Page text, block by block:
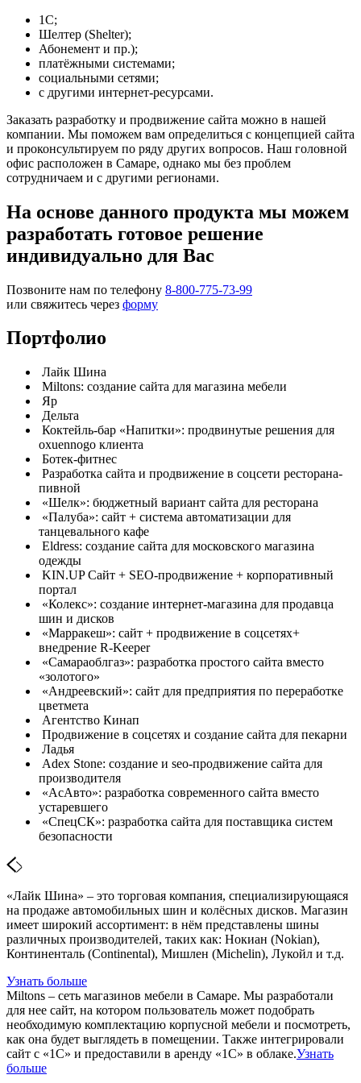
1С;
Шелтер (Shelter);
Абонемент и пр.);
платёжными системами;
социальными сетями;
с другими интернет-ресурсами.
Заказать разработку и продвижение сайта можно в нашей
компании. Мы поможем вам определиться с концепцией сайта
и проконсультируем по ряду других вопросов. Наш головной
офис расположен в Самаре, однако мы без проблем
сотрудничаем и с другими регионами.
На основе данного продукта мы можем
разработать готовое решение
индивидуально для Вас
Позвоните нам по телефону 8-800-775-73-99
или свяжитесь через форму
Портфолио
Лайк Шина
Miltons: создание сайта для магазина мебели
Яр
Дельта
Коктейль-бар «Напитки»: продвинутые решения для
oxuennogo клиента
Ботек-фитнес
Разработка сайта и продвижение в соцсети ресторана-
пивной
«Шелк»: бюджетный вариант сайта для ресторана
«Палуба»: сайт + система автоматизации для
танцевального кафе
Eldress: создание сайта для московского магазина
одежды
KIN.UP Сайт + SEO-продвижение + корпоративный
портал
«Колекс»: создание интернет-магазина для продавца
шин и дисков
«Марракеш»: сайт + продвижение в соцсетях+
внедрение R-Keeper
«Самараоблгаз»: разработка простого сайта вместо
«золотого»
«Андреевский»: сайт для предприятия по переработке
цветмета
Агентство Кинап
Продвижение в соцсетях и создание сайта для пекарни
Ладья
Adex Stone: создание и seo-продвижение сайта для
производителя
«АсАвто»: разработка современного сайта вместо
устаревшего
«СпецСК»: разработка сайта для поставщика систем
безопасности
«Лайк Шина» – это торговая компания, специализирующаяся
на продаже автомобильных шин и колёсных дисков. Магазин
имеет широкий ассортимент: в нём представлены шины
различных производителей, таких как: Нокиан (Nokian),
Континенталь (Continental), Мишлен (Michelin), Лукойл и т.д.
Узнать больше
Miltons – сеть магазинов мебели в Самаре. Мы разработали
для нее сайт, на котором пользователь может подобрать
необходимую комплектацию корпусной мебели и посмотреть,
как она будет выглядеть в помещении. Также интегрировали
сайт с «1С» и предоставили в аренду «1С» в облаке.Узнать
больше